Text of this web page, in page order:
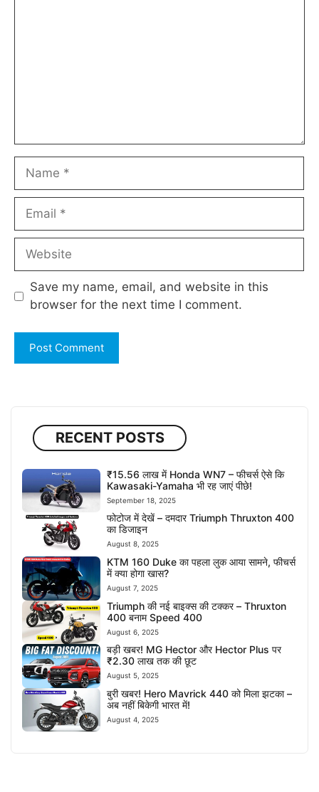
Name
Email
Website
Save my name, email, and website in this
browser for the next time I comment.
RECENT POSTS
₹15.56 लाख में Honda WN7 – फीचर्स ऐसे कि
Kawasaki-Yamaha भी रह जाएं पीछे!
September 18, 2025
फोटोज में देखें – दमदार Triumph Thruxton 400
का डिजाइन
August 8, 2025
KTM 160 Duke का पहला लुक आया सामने, फीचर्स
में क्या होगा खास?
August 7, 2025
Triumph की नई बाइक्स की टक्कर – Thruxton
400 बनाम Speed 400
August 6, 2025
बड़ी खबर! MG Hector और Hector Plus पर
₹2.30 लाख तक की छूट
August 5, 2025
बुरी खबर! Hero Mavrick 440 को मिला झटका –
अब नहीं बिकेगी भारत में!
August 4, 2025